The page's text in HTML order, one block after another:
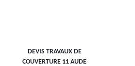
DEVIS TRAVAUX DE
COUVERTURE 11 AUDE